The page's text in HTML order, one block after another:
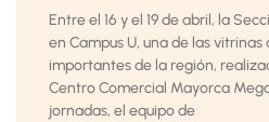
Entre el 16 y el 19 de abril, la
en Campus U, una de las
importantes de la región,
Centro Comercial Mayorca
jornadas, el equipo de